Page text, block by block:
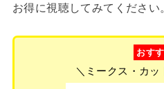
お得に視聴してみてください
おす
＼ミークス・カッ